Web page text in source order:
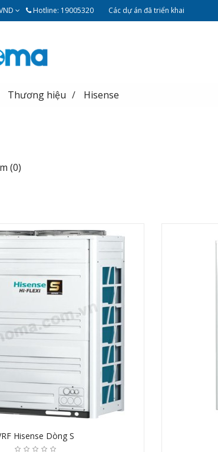
Hotline: 19005320 Các dự án đã triển khai
Thương hiệu Hisense
(0)
Hisense Dòng S